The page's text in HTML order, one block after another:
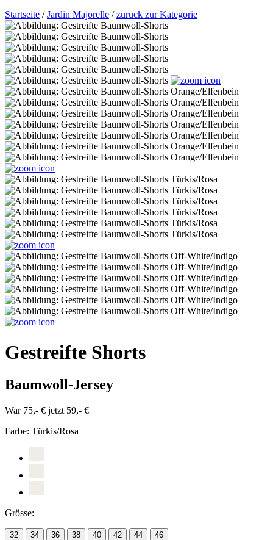
Startseite /Jardin Majorelle /zurück zur Kategorie
Gestreifte Shorts
Baumwoll-Jersey
War 75,- € jetzt 59,- €
Farbe: Türkis/Rosa
Grösse:
32 34 36 38 40 42 44 46